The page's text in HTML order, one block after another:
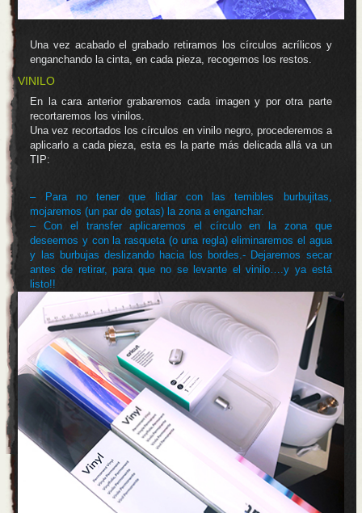
Una vez acabado el grabado retiramos los círculos acrílicos y
enganchando la cinta, en cada pieza, recogemos los restos.
VINILO
En la cara anterior grabaremos cada imagen y por otra parte
recortaremos los vinilos.
Una vez recortados los círculos en vinilo negro, procederemos a
aplicarlo a cada pieza, esta es la parte más delicada allá va un
TIP:
– Para no tener que lidiar con las temibles burbujitas,
mojaremos (un par de gotas) la zona a enganchar.
– Con el transfer aplicaremos el círculo en la zona que
deseemos y con la rasqueta (o una regla) eliminaremos el agua
y las burbujas deslizando hacia los bordes.- Dejaremos secar
antes de retirar, para que no se levante el vinilo….y ya está
listo!!